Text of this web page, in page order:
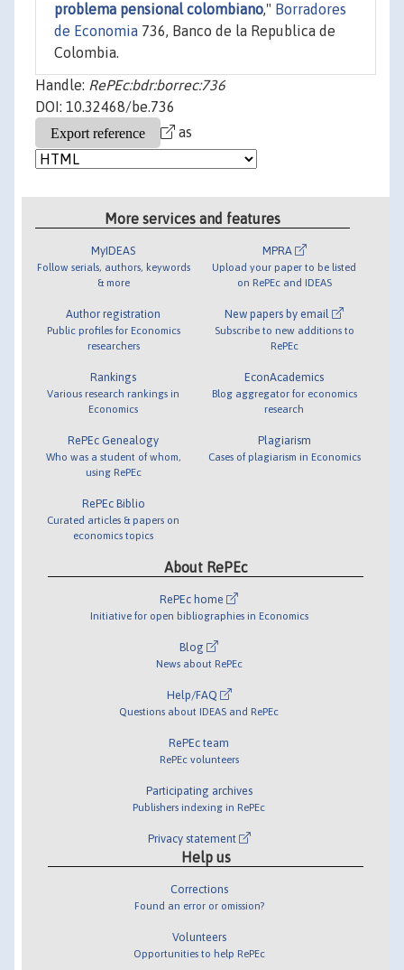
problema pensional colombiano," Borradores
de Economia 736, Banco de la Republica de
Colombia.
Handle: RePEc:bdr:borrec:736
DOI: 10.32468/be.736
as
More services and features
MyIDEAS
Follow serials, authors, keywords
& more
Author registration
Public profiles for Economics
researchers
Rankings
Various research rankings in
Economics
RePEc Genealogy
Who was a student of whom,
using RePEc
RePEc Biblio
Curated articles & papers on
economics topics
MPRA
Upload your paper to be listed
on RePEc and IDEAS
New papers by email
Subscribe to new additions to
RePEc
EconAcademics
Blog aggregator for economics
research
Plagiarism
Cases of plagiarism in Economics
About RePEc
RePEc home
Initiative for open bibliographies in Economics
Blog
News about RePEc
Help/FAQ
Questions about IDEAS and RePEc
RePEc team
RePEc volunteers
Participating archives
Publishers indexing in RePEc
Privacy statement
Help us
Corrections
Found an error or omission?
Volunteers
Opportunities to help RePEc